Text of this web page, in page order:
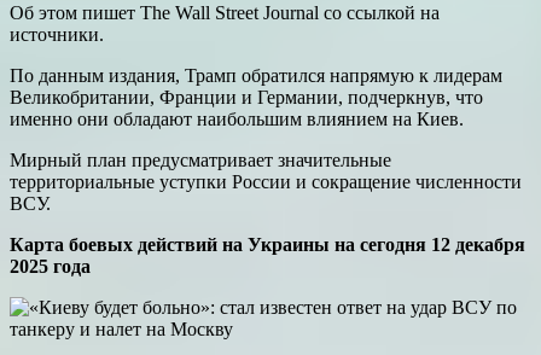
Об этом пишет The Wall Street Journal со ссылкой на
источники.
По данным издания, Трамп обратился напрямую к лидерам
Великобритании, Франции и Германии, подчеркнув, что
именно они обладают наибольшим влиянием на Киев.
Мирный план предусматривает значительные
территориальные уступки России и сокращение численности
ВСУ.
Карта боевых действий на Украины на сегодня 12 декабря
2025 года